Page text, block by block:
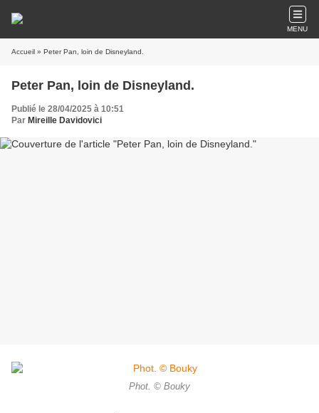
MENU
Accueil » Peter Pan, loin de Disneyland.
Peter Pan, loin de Disneyland.
Publié le 28/04/2025 à 10:51
Par Mireille Davidovici
Phot. © Bouky